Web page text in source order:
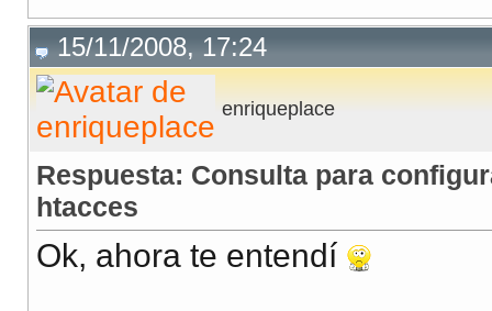
15/11/2008, 17:24
enriqueplace
Respuesta: Consulta para
htacces
Ok, ahora te entendí